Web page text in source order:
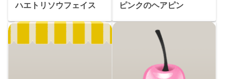
ハエトリソウフェイス ピンクのヘアピン